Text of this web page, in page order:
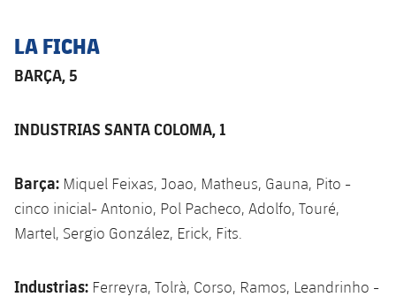
LA FICHA
BARÇA, 5
INDUSTRIAS SANTA COLOMA, 1
Barça: Miquel Feixas, Joao, Matheus, Gauna, Pito -
cinco inicial- Antonio, Pol Pacheco, Adolfo, Touré,
Martel, Sergio González, Erick, Fits.
Industrias: Ferreyra, Tolrà, Corso, Ramos, Leandrinho -